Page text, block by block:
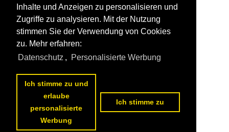
Inhalte und Anzeigen zu personalisieren und
Zugriffe zu analysieren. Mit der Nutzung
stimmen Sie der Verwendung von Cookies
zu. Mehr erfahren:
Datenschutz , Personalisierte Werbung
Ich stimme zu und
erlaube
personalisierte
Werbung
Ich stimme zu